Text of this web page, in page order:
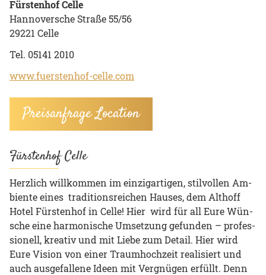
Fürstenhof Celle
Hannoversche Straße 55/56
29221 Celle
Tel. 05141 2010
www.fuerstenhof-celle.com
Preisanfrage Location
Fürstenhof Celle
Herz­lich will­kom­men im ein­zig­ar­ti­gen, stil­vol­len Am­
bi­en­te eines tra­di­ti­ons­rei­chen Hau­ses, dem Alt­hoff
Hotel Fürs­ten­hof in Celle! Hier wird für all Eure Wün­
sche eine har­mo­ni­sche Um­set­zung ge­fun­den – pro­fes­
sio­nell, krea­tiv und mit Liebe zum De­tail. Hier wird
Eure Vi­si­on von einer Traum­hoch­zeit rea­li­siert und
auch aus­ge­fal­le­ne Ideen mit Ver­gnü­gen er­füllt. Denn